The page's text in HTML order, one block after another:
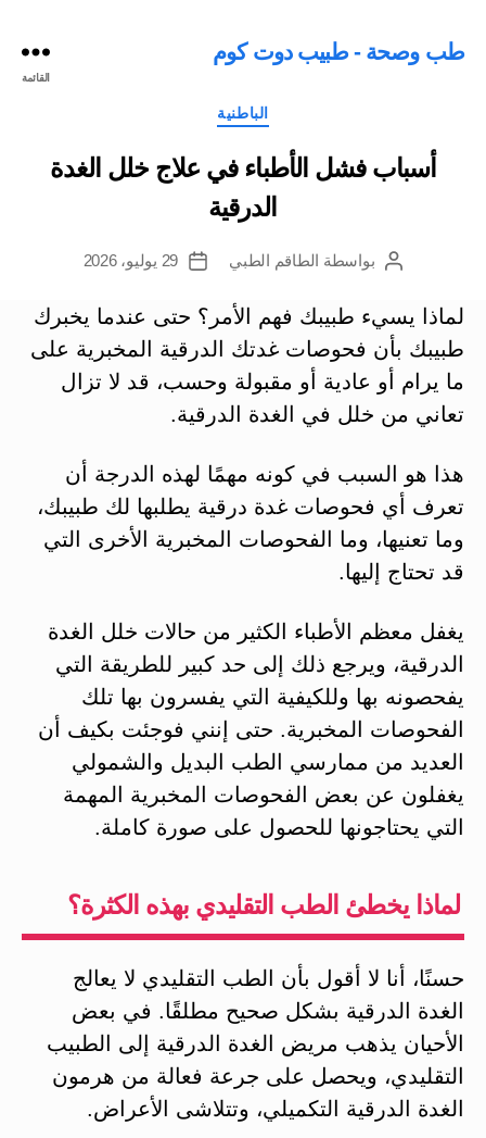
طب وصحة - طبيب دوت كوم
القائمة
التصنيفات
الباطنية
أسباب فشل الأطباء في علاج خلل الغدة
الدرقية
كاتببواسطة الطاقم الطبي
تاريخ
29 يوليو، 2026
لماذا يسيء طبيبك فهم الأمر؟ حتى عندما يخبرك
طبيبك بأن فحوصات غدتك الدرقية المخبرية على
ما يرام أو عادية أو مقبولة وحسب، قد لا تزال
تعاني من خلل في الغدة الدرقية.
هذا هو السبب في كونه مهمًا لهذه الدرجة أن
تعرف أي فحوصات غدة درقية يطلبها لك طبيبك،
وما تعنيها، وما الفحوصات المخبرية الأخرى التي
قد تحتاج إليها.
يغفل معظم الأطباء الكثير من حالات خلل الغدة
الدرقية، ويرجع ذلك إلى حد كبير للطريقة التي
يفحصونه بها وللكيفية التي يفسرون بها تلك
الفحوصات المخبرية. حتى إنني فوجئت بكيف أن
العديد من ممارسي الطب البديل والشمولي
يغفلون عن بعض الفحوصات المخبرية المهمة
التي يحتاجونها للحصول على صورة كاملة.
لماذا يخطئ الطب التقليدي بهذه الكثرة؟
حسنًا، أنا لا أقول بأن الطب التقليدي لا يعالج
الغدة الدرقية بشكل صحيح مطلقًا. في بعض
الأحيان يذهب مريض الغدة الدرقية إلى الطبيب
التقليدي، ويحصل على جرعة فعالة من هرمون
الغدة الدرقية التكميلي، وتتلاشى الأعراض.